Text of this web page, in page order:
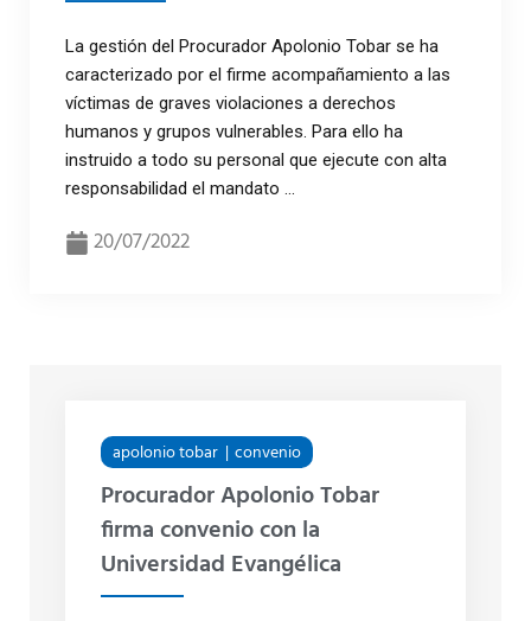
La gestión del Procurador Apolonio Tobar se ha
caracterizado por el firme acompañamiento a las
víctimas de graves violaciones a derechos
humanos y grupos vulnerables. Para ello ha
instruido a todo su personal que ejecute con alta
responsabilidad el mandato ...
20/07/2022
apolonio tobar convenio
Procurador Apolonio Tobar
firma convenio con la
Universidad Evangélica